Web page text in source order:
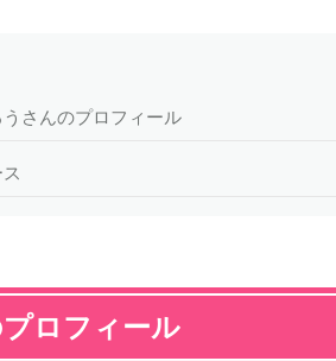
さんのプロフィール
ロフィール